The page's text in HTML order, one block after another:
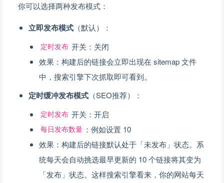
你可以选择两种发布模式：
立即发布模式 （默认）：
定时发布 开关：关闭
效果：构建后的链接会立即出现在 sitemap 文件
中，搜索引擎下次抓取即可看到。
定时缓冲发布模式 （SEO推荐）：
定时发布 开关：开启
每日发布数量 ：例如设置 10
效果：构建后的链接默认处于「未发布」状态。系
统每天会自动挑选最早更新的 10 个链接将其变为
「发布」状态。这样搜索引擎看来，你的网站每天